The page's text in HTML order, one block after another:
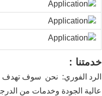
خدمتنا :
الرد الفوري: نحن سوف تهدف
عالية الجودة وخدمات من